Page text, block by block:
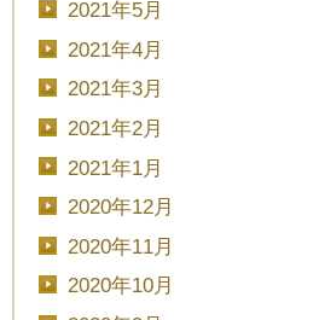
2021年5月
2021年4月
2021年3月
2021年2月
2021年1月
2020年12月
2020年11月
2020年10月
ブライダルフェア